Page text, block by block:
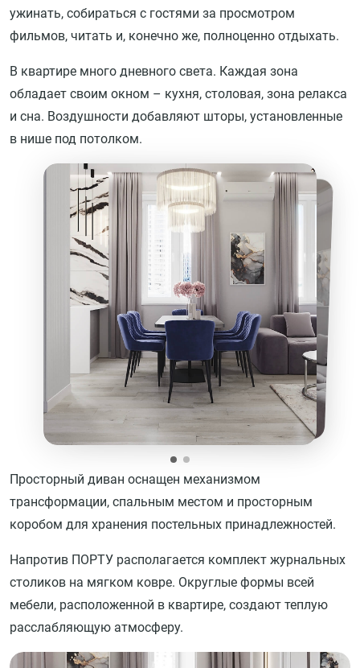
ужинать, собираться с гостями за просмотром
фильмов, читать и, конечно же, полноценно отдыхать.
В квартире много дневного света. Каждая зона
обладает своим окном – кухня, столовая, зона релакса
и сна. Воздушности добавляют шторы, установленные
в нише под потолком.
Просторный диван оснащен механизмом
трансформации, спальным местом и просторным
коробом для хранения постельных принадлежностей.
Напротив ПОРТУ располагается комплект журнальных
столиков на мягком ковре. Округлые формы всей
мебели, расположенной в квартире, создают теплую
расслабляющую атмосферу.